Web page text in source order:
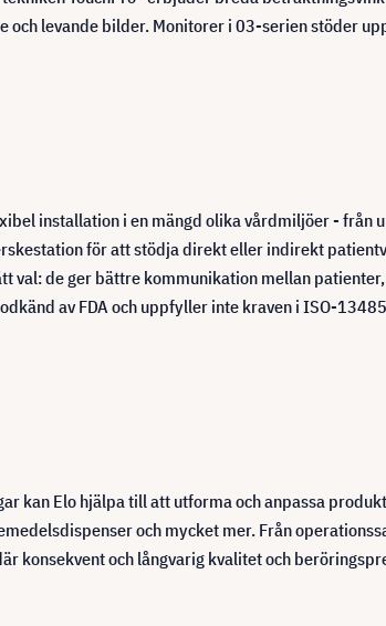
levande bilder. Monitorer i 03-serien stöder
installation i en mängd olika vårdmiljöer -
för att stödja direkt eller indirekt
val: de ger bättre kommunikation mellan
av FDA och uppfyller inte kraven i ISO-
kan Elo hjälpa till att utforma och anpassa
och mycket mer. Från
konsekvent och långvarig kvalitet och